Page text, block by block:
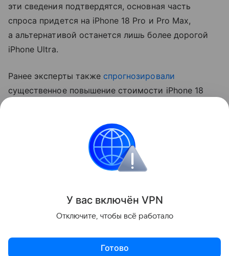
эти сведения подтвердятся, основная часть
спроса придется на iPhone 18 Pro и Pro Max,
а альтернативой останется лишь более дорогой
iPhone Ultra.
Ранее эксперты также спрогнозировали
существенное повышение стоимости iPhone 18
Поделиться
У вас включён VPN
Отключите, чтобы всё работало
Готово